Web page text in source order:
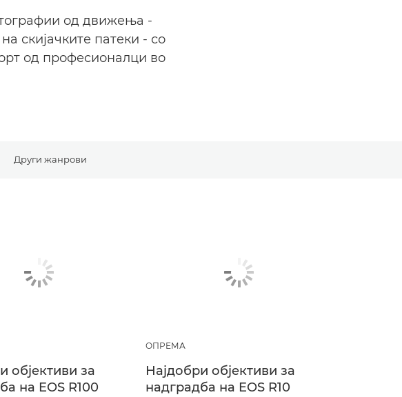
од движења -
скијачките патеки - со
од професионалци во
Други жанрови
објективи за
на EOS R100
ОПРЕМА
Најдобри објективи за
надградба на EOS R10